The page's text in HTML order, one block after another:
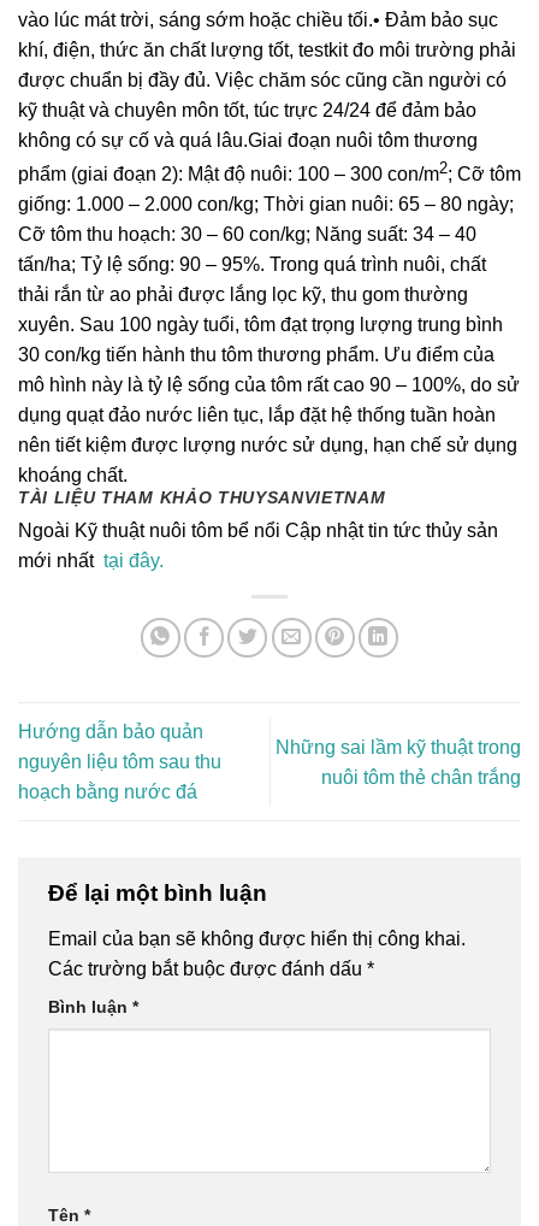
vào lúc mát trời, sáng sớm hoặc chiều tối.• Đảm bảo sục
khí, điện, thức ăn chất lượng tốt, testkit đo môi trường phải
được chuẩn bị đầy đủ. Việc chăm sóc cũng cần người có
kỹ thuật và chuyên môn tốt, túc trực 24/24 để đảm bảo
không có sự cố và quá lâu.Giai đoạn nuôi tôm thương
phẩm (giai đoạn 2): Mật độ nuôi: 100 – 300 con/m2; Cỡ tôm
giống: 1.000 – 2.000 con/kg; Thời gian nuôi: 65 – 80 ngày;
Cỡ tôm thu hoạch: 30 – 60 con/kg; Năng suất: 34 – 40
tấn/ha; Tỷ lệ sống: 90 – 95%. Trong quá trình nuôi, chất
thải rắn từ ao phải được lắng lọc kỹ, thu gom thường
xuyên. Sau 100 ngày tuổi, tôm đạt trọng lượng trung bình
30 con/kg tiến hành thu tôm thương phẩm. Ưu điểm của
mô hình này là tỷ lệ sống của tôm rất cao 90 – 100%, do sử
dụng quạt đảo nước liên tục, lắp đặt hệ thống tuần hoàn
nên tiết kiệm được lượng nước sử dụng, hạn chế sử dụng
khoáng chất.
TÀI LIỆU THAM KHẢO THUYSANVIETNAM
Ngoài Kỹ thuật nuôi tôm bể nổi Cập nhật tin tức thủy sản
mới nhất tại đây.
Hướng dẫn bảo quản
nguyên liệu tôm sau thu
hoạch bằng nước đá
Những sai lầm kỹ thuật trong
nuôi tôm thẻ chân trắng
Để lại một bình luận
Email của bạn sẽ không được hiển thị công khai.
Các trường bắt buộc được đánh dấu *
Bình luận *
Tên *